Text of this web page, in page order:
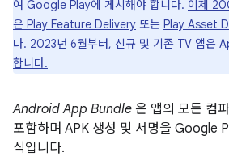
여 Google Play에 게시해야 합니다. 이제
은 Play Feature Delivery 또는 Play Asset
다. 2023년 6월부터, 신규 및 기존 TV 앱은
합니다.
Android App Bundle 은 앱의 모든 컴
포함하며 APK 생성 및 서명을 Google
식입니다.